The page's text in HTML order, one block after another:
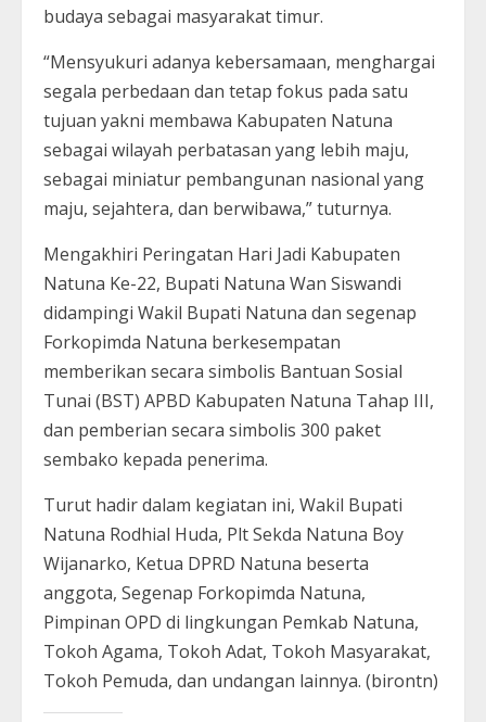
budaya sebagai masyarakat timur.
“Mensyukuri adanya kebersamaan, menghargai
segala perbedaan dan tetap fokus pada satu
tujuan yakni membawa Kabupaten Natuna
sebagai wilayah perbatasan yang lebih maju,
sebagai miniatur pembangunan nasional yang
maju, sejahtera, dan berwibawa,” tuturnya.
Mengakhiri Peringatan Hari Jadi Kabupaten
Natuna Ke-22, Bupati Natuna Wan Siswandi
didampingi Wakil Bupati Natuna dan segenap
Forkopimda Natuna berkesempatan
memberikan secara simbolis Bantuan Sosial
Tunai (BST) APBD Kabupaten Natuna Tahap III,
dan pemberian secara simbolis 300 paket
sembako kepada penerima.
Turut hadir dalam kegiatan ini, Wakil Bupati
Natuna Rodhial Huda, Plt Sekda Natuna Boy
Wijanarko, Ketua DPRD Natuna beserta
anggota, Segenap Forkopimda Natuna,
Pimpinan OPD di lingkungan Pemkab Natuna,
Tokoh Agama, Tokoh Adat, Tokoh Masyarakat,
Tokoh Pemuda, dan undangan lainnya. (birontn)